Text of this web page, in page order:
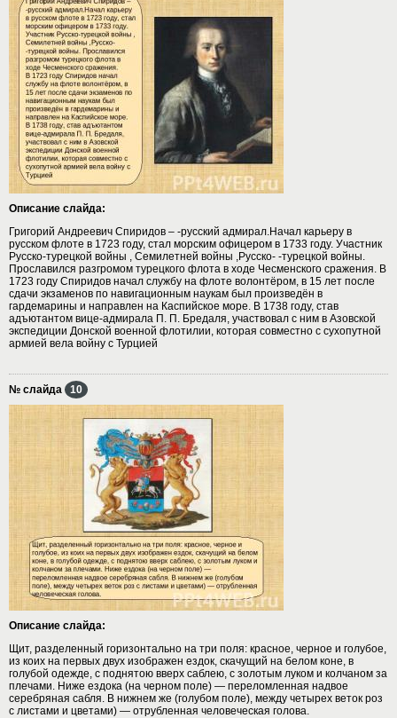
Описание слайда:
Григорий Андреевич Спиридов – -русский адмирал.Начал карьеру в
русском флоте в 1723 году, стал морским офицером в 1733 году. Участник
Русско-турецкой войны , Семилетней войны ,Русско- -турецкой войны.
Прославился разгромом турецкого флота в ходе Чесменского сражения. В
1723 году Спиридов начал службу на флоте волонтёром, в 15 лет после
сдачи экзаменов по навигационным наукам был произведён в
гардемарины и направлен на Каспийское море. В 1738 году, став
адъютантом вице-адмирала П. П. Бредаля, участвовал с ним в Азовской
экспедиции Донской военной флотилии, которая совместно с сухопутной
армией вела войну с Турцией
№ слайда 10
Описание слайда:
Щит, разделенный горизонтально на три поля: красное, черное и голубое,
из коих на первых двух изображен ездок, скачущий на белом коне, в
голубой одежде, с поднятою вверх саблею, с золотым луком и колчаном за
плечами. Ниже ездока (на черном поле) — переломленная надвое
серебряная сабля. В нижнем же (голубом поле), между четырех веток роз
с листами и цветами) — отрубленная человеческая голова.